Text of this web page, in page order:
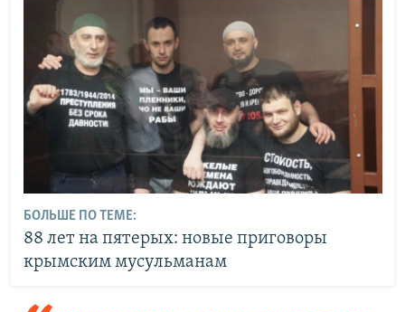
БОЛЬШЕ ПО ТЕМЕ:
88 лет на пятерых: новые приговоры
крымским мусульманам